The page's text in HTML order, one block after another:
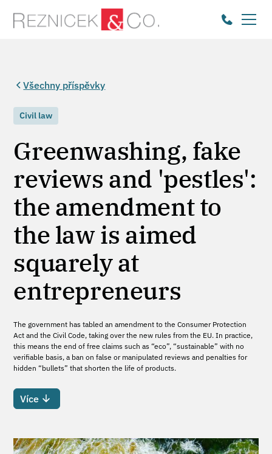
Všechny příspěvky
Civil law
Greenwashing, fake
reviews and 'pestles':
the amendment to
the law is aimed
squarely at
entrepreneurs
The government has tabled an amendment to the Consumer Protection
Act and the Civil Code, taking over the new rules from the EU. In practice,
this means the end of free claims such as “eco”, “sustainable” with no
verifiable basis, a ban on false or manipulated reviews and penalties for
hidden “bullets” that shorten the life of products.
Více